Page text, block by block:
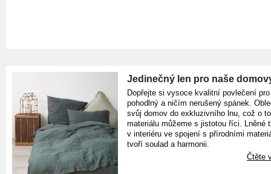
Jedinečný len pro naše
Dopřejte si vysoce kvalitní povlečení pro
pohodlný a ničím nerušený spánek.
svůj domov do exkluzivního lnu, což o
materiálu můžeme s jistotou říci. Lněné
v interiéru ve spojení s přírodními
tvoří soulad a harmonii.
Čtěte